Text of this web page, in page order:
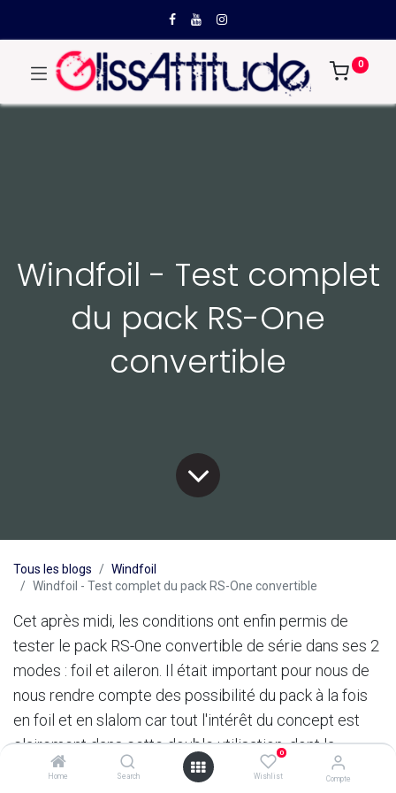
Home Search
0
Wishlist Compte
0
Windfoil - Test complet
du pack RS-One
convertible
Tous les blogs
Windfoil
Windfoil - Test complet du pack RS-One convertible
Cet après midi, les conditions ont enfin permis de
tester le pack RS-One convertible de série dans ses 2
modes : foil et aileron. Il était important pour nous de
nous rendre compte des possibilité du pack à la fois
en foil et en slalom car tout l'intérêt du concept est
clairement dans cette double utilisation, dont la
promesse est d'offrir un très large plage d'utilisation.